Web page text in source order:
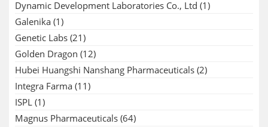
Dynamic Development Laboratories Co., Ltd (1)
Galenika (1)
Genetic Labs (21)
Golden Dragon (12)
Hubei Huangshi Nanshang Pharmaceuticals (2)
Integra Farma (11)
ISPL (1)
Magnus Pharmaceuticals (64)